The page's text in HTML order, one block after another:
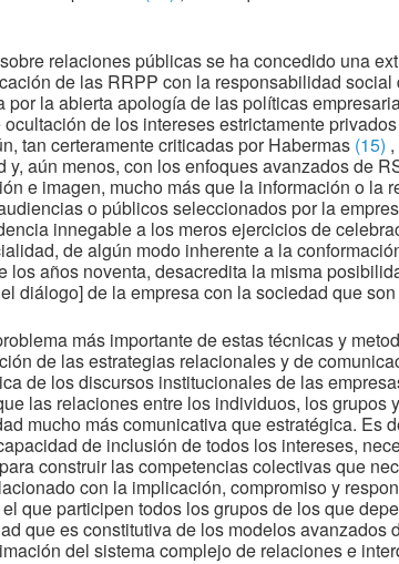
relaciones públicas se ha concedido una
de las RRPP con la responsabilidad social
por la abierta apología de las políticas
ocultación de los intereses estrictamente
tan certeramente criticadas por Habermas (15)
aún menos, con los enfoques avanzados de
e imagen, mucho más que la información o la
o públicos seleccionados por la
innegable a los meros ejercicios de
de algún modo inherente a la
los años noventa, desacredita la misma
diálogo] de la empresa con la sociedad que
más importante de estas técnicas y
de las estrategias relacionales y de
de los discursos institucionales de las
las relaciones entre los individuos, los grupos
mucho más comunicativa que estratégica. Es
de inclusión de todos los intereses,
construir las competencias colectivas que
con la implicación, compromiso y
que participen todos los grupos de los que
que es constitutiva de los modelos
del sistema complejo de relaciones e